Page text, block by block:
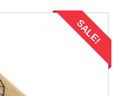
SALE!